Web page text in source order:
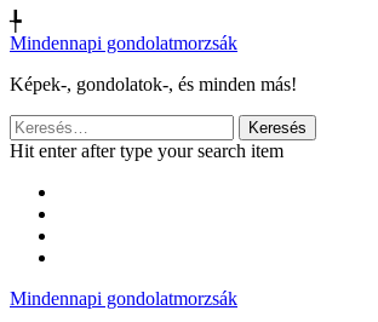
╄
Mindennapi gondolatmorzsák
Képek-, gondolatok-, és minden más!
Keresés:
Hit enter after type your search item
Mindennapi gondolatmorzsák